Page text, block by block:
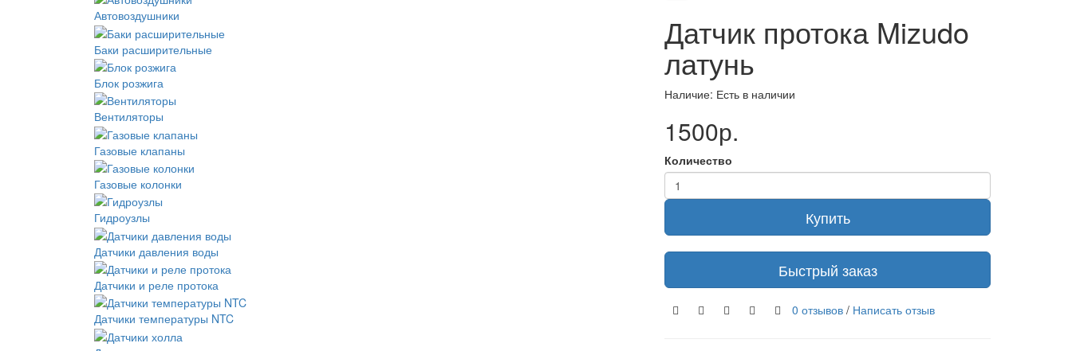
Автовоздушники
Баки расширительные
Блок розжига
Вентиляторы
Газовые клапаны
Газовые колонки
Гидроузлы
Датчики давления воды
Датчики и реле протока
Датчики температуры NTC
Датчик протока Mizudo
латунь
Наличие: Есть в наличии
1500р.
Количество
Купить
Быстрый заказ
0 отзывов / Написать отзыв